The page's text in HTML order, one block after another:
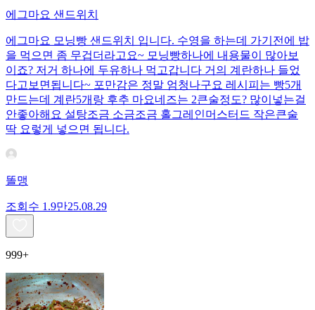
에그마요 샌드위치
에그마요 모닝빵 샌드위치 입니다. 수영을 하는데 가기전에 밥
을 먹으면 좀 무겁더라고요~ 모닝빵하나에 내용물이 많아보
이죠? 저거 하나에 두유하나 먹고갑니다 거의 계란하나 들었
다고보면됩니다~ 포만감은 정말 엄청나구요 레시피는 빵5개
만드는데 계란5개랑 후추 마요네즈는 2큰술정도? 많이넣는걸
안좋아해요 설탕조금 소금조금 홀그레인머스터드 작은큰술
딱 요렇게 넣으면 됩니다.
똘맹
조회수 1.9만25.08.29
999+